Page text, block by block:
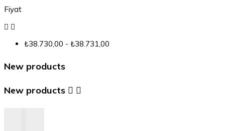
Fiyat
 
₺38.730,00 - ₺38.731,00
New products
New products  